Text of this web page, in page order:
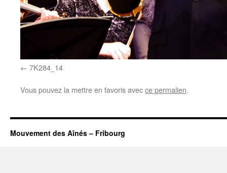
7K284_14
Vous pouvez la mettre en favoris avecce permalien.
Mouvement des Aînés – Fribourg